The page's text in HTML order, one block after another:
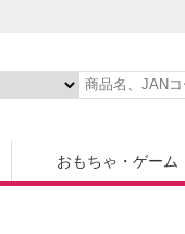
おもちゃ・ゲーム